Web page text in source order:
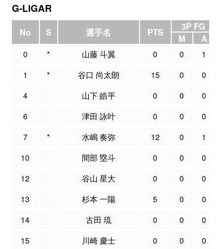
G-LiGAR
No S 選手名 PTS
3P FG
M
A
0 * 山藤 斗翼 0 0
1
1
* 谷口 尚太朗 15 0
0
4
山下 皓平 0 0
0
6
津田 詠叶 0 0
0
7
* 水嶋 奏弥 12 0
1
10
間部 塁斗 0 0
0
12
谷山 星大 0 0
0
13
杉本 一陽 5 0
0
14
古田 琉 0 0
0
15
川崎 慶士 0 0 0